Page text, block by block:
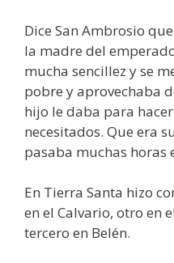
Dice San Ambrosio
la madre del
mucha sencillez y se
pobre y aprovechaba
hijo le daba para
necesitados. Que era
pasaba muchas horas
En Tierra Santa hizo
en el Calvario, otro en
tercero en Belén.